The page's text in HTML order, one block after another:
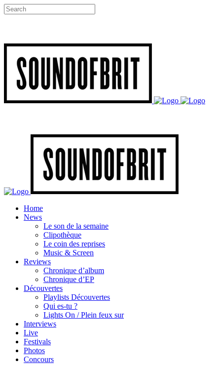
Home
News
Le son de la semaine
Clipothèque
Le coin des reprises
Music & Screen
Reviews
Chronique d’album
Chronique d’EP
Découvertes
Playlists Découvertes
Qui es-tu ?
Lights On / Plein feux sur
Interviews
Live
Festivals
Photos
Concours